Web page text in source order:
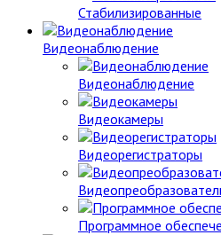
Стабилизированные
Видеонаблюдение
Видеонаблюдение
Видеокамеры
Видеорегистраторы
Программное